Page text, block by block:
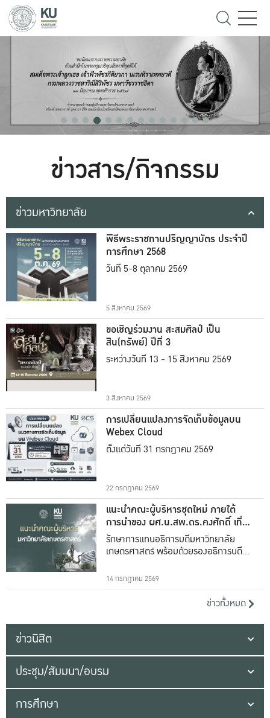
ข่าวสาร/กิจกรรม
ข่าวมหาวิทยาลัย
พิธีพระราชทานปริญญาบัตร ประจำปี
การศึกษา 2568
วันที่ 5-8 ตุลาคม 2569
5 สิงหาคม 2569
ขอเชิญร่วมงาน สะสมศิลป์ เป็น
สิน(ทรัพย์) ปีที่ 3
ระหว่างวันที่ 13 - 15 สิงหาคม 2569
3 สิงหาคม 2569
การเปลี่ยนแปลงการจัดเก็บข้อมูลบน
Webex Cloud
ตั้งแต่วันที่ 31 กรกฎาคม 2569
22 กรกฎาคม 2569
แนะนำคณะผู้บริหารชุดใหม่ ภายใต้
การนำของ ผศ.น.สพ.ดร.คงศักดิ์ เที่ยง
ธรรม
รักษาการแทนอธิการบดีมหาวิทยาลัย
เกษตรศาสตร์ พร้อมด้วยรองอธิการบดีทั้ง
14 กรกฎาคม 2569
ข่าวทั้งหมด
ข่าวนิสิต
ประชุม/สัมมนา/อบรม
การศึกษา